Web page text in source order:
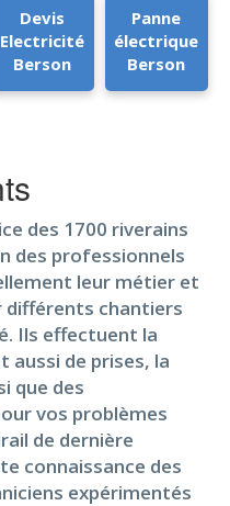
Devis
Electricité
Berson
Panne
électrique
Berson
des 1700 riverains
des professionnels
leur métier et
différents chantiers
Ils effectuent la
aussi de prises, la
que des
vos problèmes
de dernière
connaissance des
expérimentés